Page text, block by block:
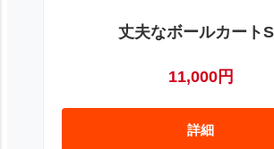
丈夫なボールカート
11,000円
詳細